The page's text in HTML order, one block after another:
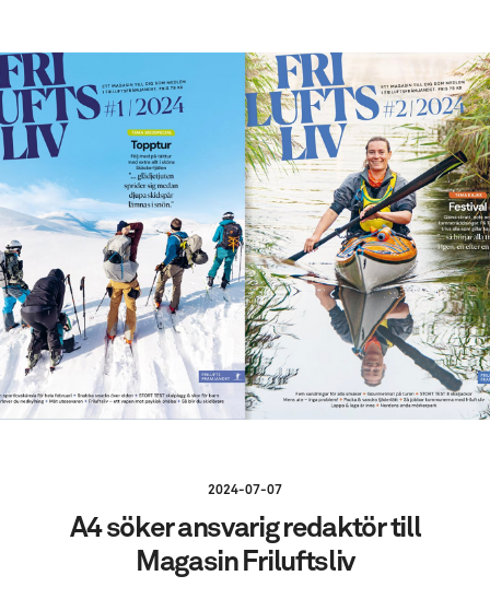
2024-07-07
A4 söker ansvarig redaktör till
Magasin Friluftsliv